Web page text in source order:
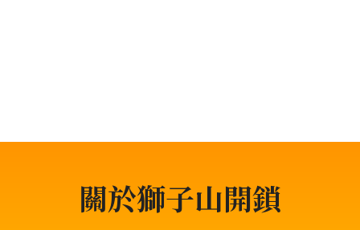
關於獅子山開鎖